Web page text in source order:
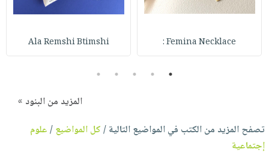
Femina Necklace :
Ala Remshi Btimshi
1
2
3
4
5
المزيد من البنود »
تصفح المزيد من الكتب في المواضيع التالية /كل المواضيع/علوم
إجتماعية